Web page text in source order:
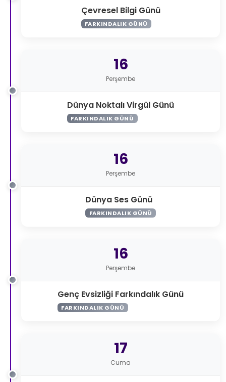
Çevresel Bilgi Günü
FARKINDALIK GÜNÜ
16
Perşembe
Dünya Noktalı Virgül Günü
FARKINDALIK GÜNÜ
16
Perşembe
Dünya Ses Günü
FARKINDALIK GÜNÜ
16
Perşembe
Genç Evsizliği Farkındalık Günü
FARKINDALIK GÜNÜ
17
Cuma